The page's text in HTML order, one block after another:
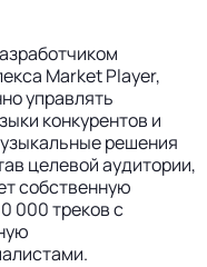
Market Player,
управлять
конкурентов и
решения
целевой аудитории,
собственную
000 треков с